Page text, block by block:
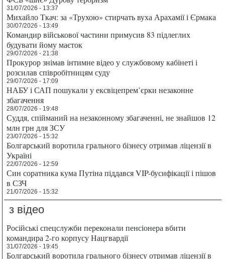
31/07/2026 - 13:37
Михайло Ткач: за «Трухою» стирчать вуха Арахамії і Єрмака
30/07/2026 - 13:49
Командир військової частини примусив 83 підлеглих
будувати йому маєток
29/07/2026 - 21:38
Прокурор знімав інтимне відео у службовому кабінеті і
розсилав співробітницям суду
29/07/2026 - 17:09
НАБУ і САП пошукали у ексвіцепрем’єрки незаконне
збагачення
28/07/2026 - 19:48
Суддя, спійманий на незаконному збагаченні, не знайшов 12
млн грн для ЗСУ
23/07/2026 - 15:32
Болгарський воротила грального бізнесу отримав ліцензії в
Україні
22/07/2026 - 12:59
Син соратника кума Путіна піддався VIP-бусифікації і пішов
в СЗЧ
21/07/2026 - 15:32
з відео
Російські спецслужби переконали пенсіонера вбити
командира 2-го корпусу Нацгвардії
31/07/2026 - 19:45
Болгарський воротила грального бізнесу отримав ліцензії в